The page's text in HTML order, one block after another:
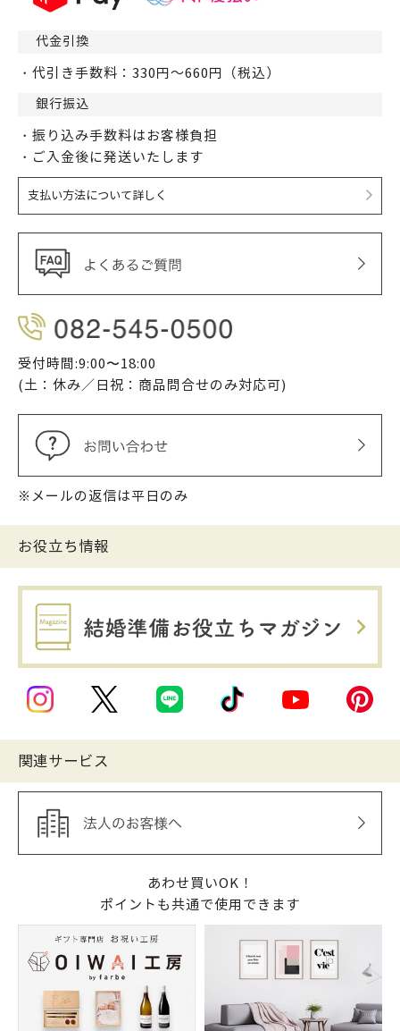
代金引換
・代引き手数料：330円～660円（税込）
銀行振込
・振り込み手数料はお客様負担
・ご入金後に発送いたします
支払い方法について詳しく
受付時間:9:00〜18:00
(土：休み／日祝：商品問合せのみ対応可)
※メールの返信は平日のみ
お役立ち情報
関連サービス
あわせ買いOK！
ポイントも共通で使用できます